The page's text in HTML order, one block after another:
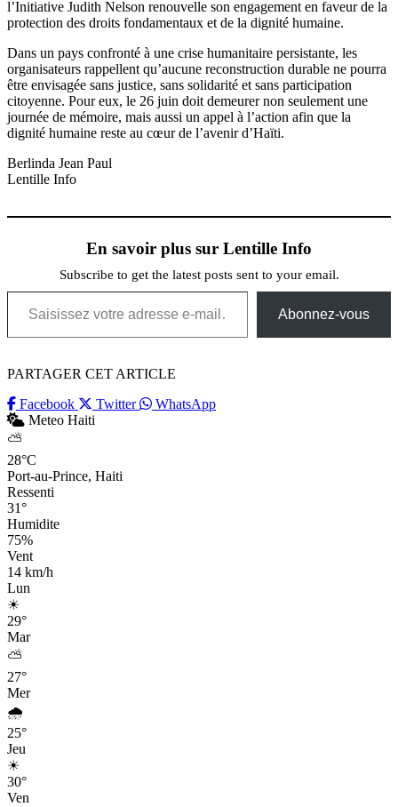
l’Initiative Judith Nelson renouvelle son engagement en faveur de la
protection des droits fondamentaux et de la dignité humaine.
Dans un pays confronté à une crise humanitaire persistante, les
organisateurs rappellent qu’aucune reconstruction durable ne pourra
être envisagée sans justice, sans solidarité et sans participation
citoyenne. Pour eux, le 26 juin doit demeurer non seulement une
journée de mémoire, mais aussi un appel à l’action afin que la
dignité humaine reste au cœur de l’avenir d’Haïti.
Berlinda Jean Paul
Lentille Info
En savoir plus sur Lentille Info
Subscribe to get the latest posts sent to your email.
Saisissez votre adresse e-mail…
Abonnez-vous
PARTAGER CET ARTICLE
Facebook
Twitter
WhatsApp
Meteo Haiti
⛅
28°C
Port-au-Prince, Haiti
Ressenti
31°
Humidite
75%
Vent
14 km/h
Lun
☀
29°
Mar
⛅
27°
Mer
🌧
25°
Jeu
☀
30°
Ven